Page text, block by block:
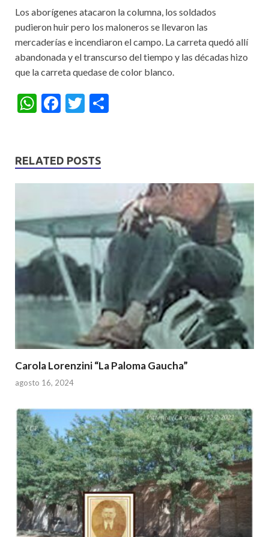
Los aborígenes atacaron la columna, los soldados
pudieron huir pero los maloneros se llevaron las
mercaderías e incendiaron el campo. La carreta quedó allí
abandonada y el transcurso del tiempo y las décadas hizo
que la carreta quedase de color blanco.
W
s
A
p
F
b
o
k
T
er
RELATED POSTS
Carola Lorenzini “La Paloma Gaucha”
agosto 16, 2024